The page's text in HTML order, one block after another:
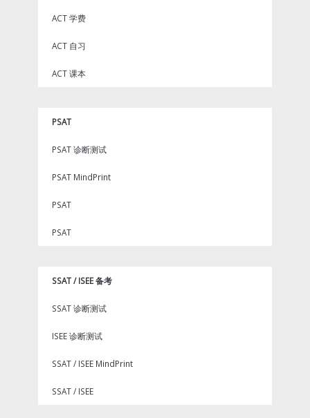
ACT 学费
ACT 自习
ACT 课本
PSAT
PSAT 诊断测试
PSAT MindPrint
PSAT
PSAT
SSAT / ISEE 备考
SSAT 诊断测试
ISEE 诊断测试
SSAT / ISEE MindPrint
SSAT / ISEE